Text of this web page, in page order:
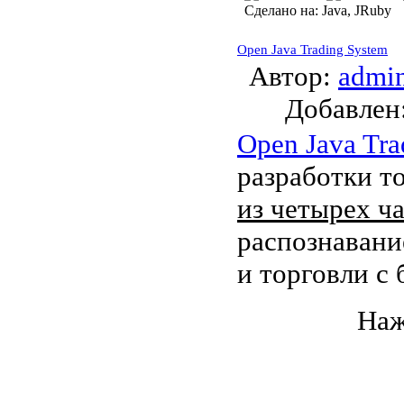
Сделано на: Java, JRuby
Open Java Trading System
Автор:
Open Java
разработки
из четырех
и торговли с